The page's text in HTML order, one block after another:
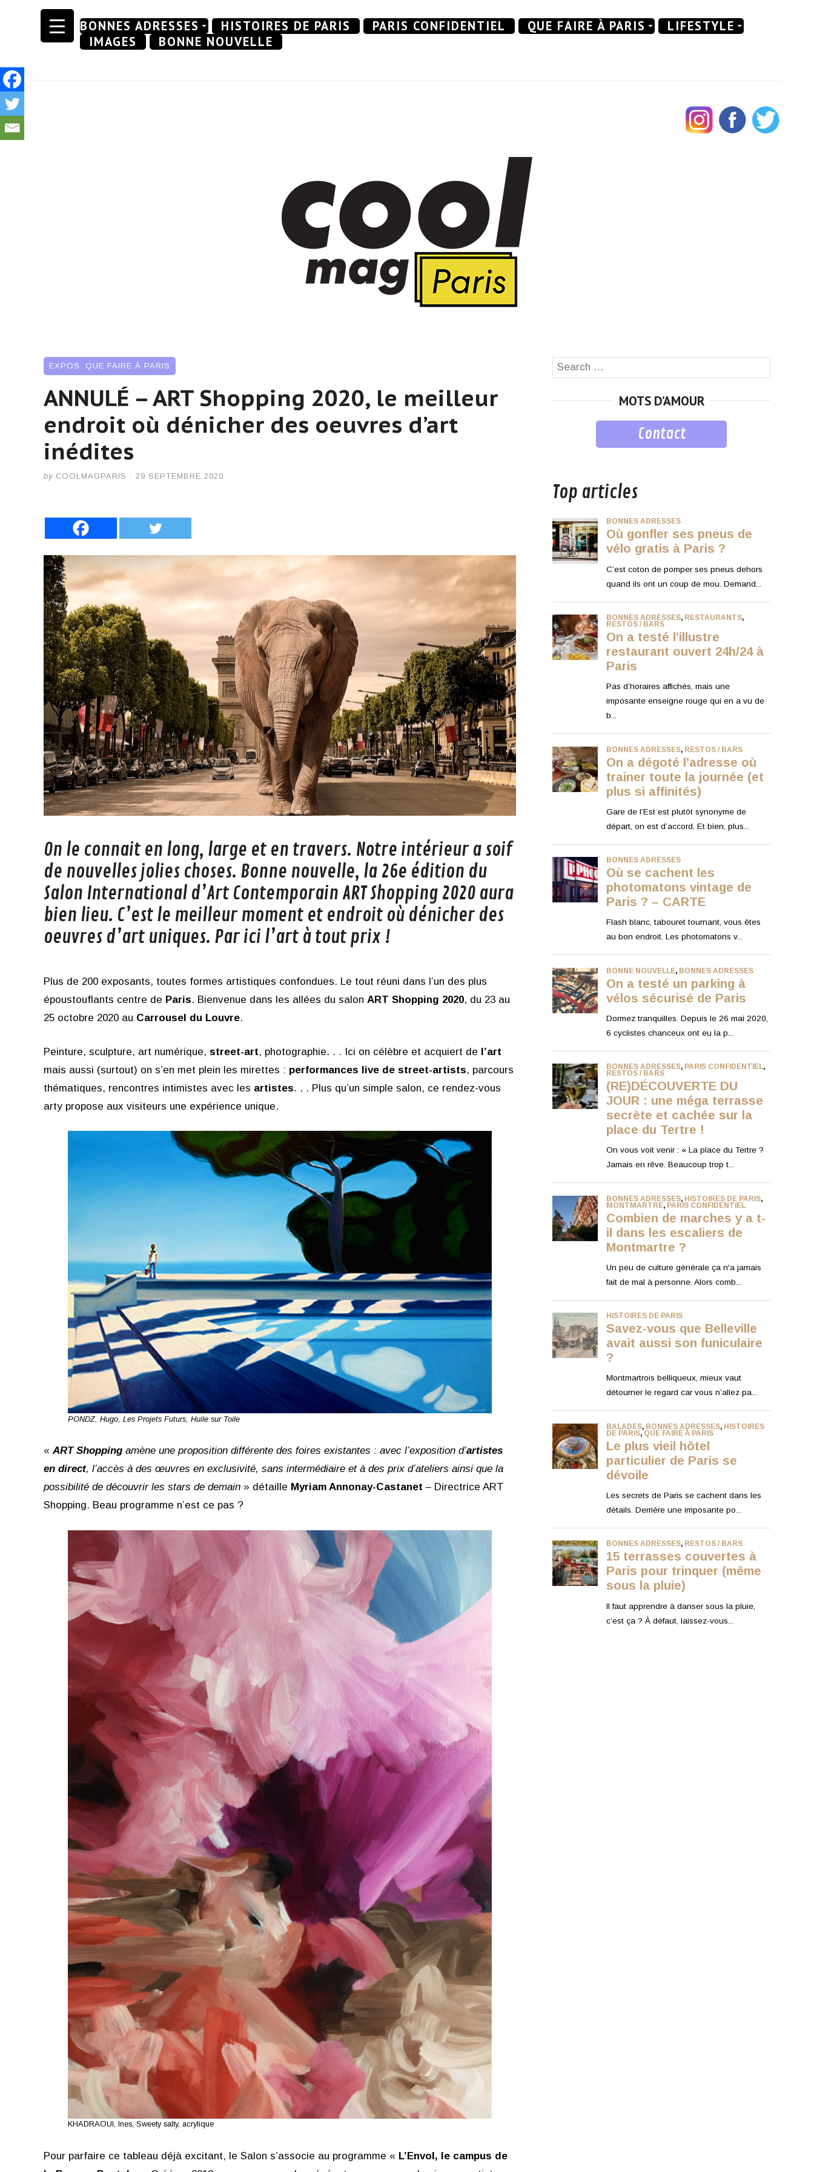
Skip
BONNES ADRESSES HISTOIRES DE PARIS PARIS CONFIDENTIEL QUE FAIRE À PARIS
LIFESTYLE
IMAGES
BONNE NOUVELLE
EXPOS QUE FAIRE À PARIS
ANNULÉ – ART Shopping 2020, le meilleur
endroit où dénicher des oeuvres d’art
inédites
by COOLMAGPARIS / 29 SEPTEMBRE 2020
On le connait en long, large et en travers. Notre intérieur a soif
de nouvelles jolies choses. Bonne nouvelle, la 26e édition du
Salon International d’Art Contemporain ART Shopping 2020 aura
bien lieu. C’est le meilleur moment et endroit où dénicher des
oeuvres d’art uniques. Par ici l’art à tout prix !
Plus de 200 exposants, toutes formes artistiques confondues. Le tout réuni dans l’un des plus
époustouflants centre de Paris. Bienvenue dans les allées du salon ART Shopping 2020, du 23 au
25 octobre 2020 au Carrousel du Louvre.
Peinture, sculpture, art numérique, street-art, photographie. . . Ici on célèbre et acquiert de l’art
mais aussi (surtout) on s’en met plein les mirettes : performances live de street-artists, parcours
thématiques, rencontres intimistes avec les artistes. . . Plus qu’un simple salon, ce rendez-vous
arty propose aux visiteurs une expérience unique.
PONDZ, Hugo, Les Projets Futurs, Huile sur Toile
«ART Shopping amène une proposition différente des foires existantes : avec l’exposition d’artistes
en direct, l’accès à des œuvres en exclusivité, sans intermédiaire et à des prix d’ateliers ainsi que la
possibilité de découvrir les stars de demain » détaille Myriam Annonay-Castanet – Directrice ART
Shopping. Beau programme n’est ce pas ?
KHADRAOUI, Ines, Sweety salty, acrylique
Pour parfaire ce tableau déjà excitant, le Salon s’associe au programme « L’Envol, le campus de
Search
MOTS D’AMOUR
Contact
Top articles